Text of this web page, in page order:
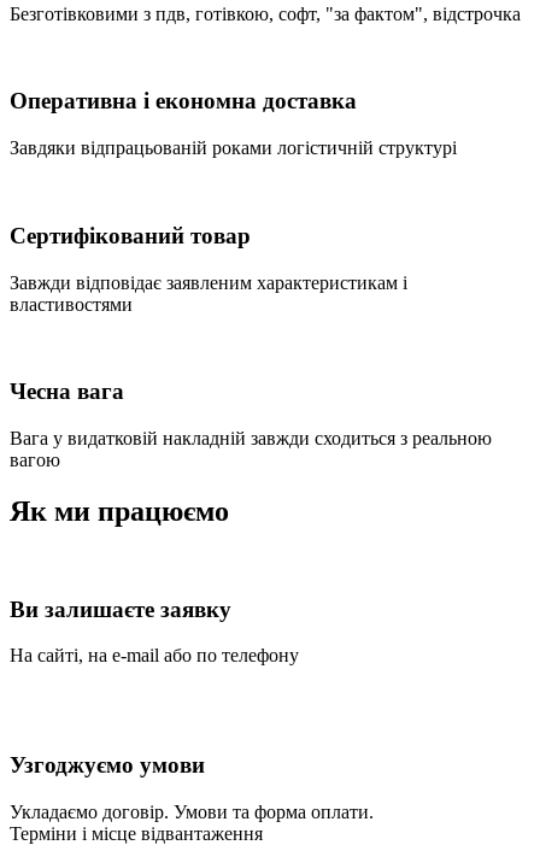
Безготівковими з пдв, готівкою, софт, "за фактом", відстрочка
Оперативна і економна доставка
Завдяки відпрацьованій роками логістичній структурі
Сертифікований товар
Завжди відповідає заявленим характеристикам і
властивостями
Чесна вага
Вага у видатковій накладній завжди сходиться з реальною
вагою
Як ми працюємо
Ви залишаєте заявку
На сайті, на e-mail або по телефону
Узгоджуємо умови
Укладаємо договір. Умови та форма оплати.
Терміни і місце відвантаження